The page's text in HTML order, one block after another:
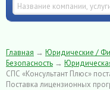
Главная → Юридические /
Безопасность →
СПС «Консультант Плюс»
Поставка лицензионных